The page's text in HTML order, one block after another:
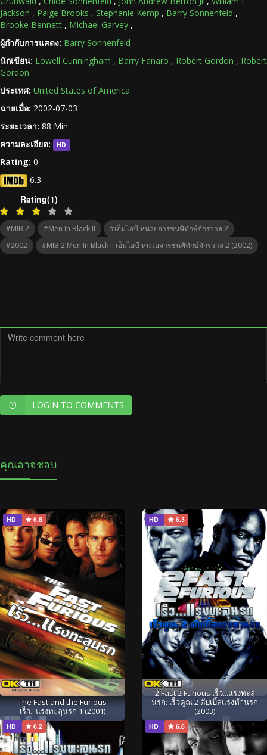
Jackson , Paige Brooks , Stephanie Kemp , Barry Sonnenfeld ,
Brooke Bennett , Michael Garvey ,
ผู้กำกับการแสดง: Barry Sonnenfeld
นักเขียน: Lowell Cunningham , Barry Fanaro , Robert Gordon , Robert
Gordon
ประเทศ: United States of America
ฉายเมื่อ: 2002-07-03
ระยะเวลา: 88 Min
ความละเอียด:
HD
Rating: 0
6.3
Rating(1)
#MIB 2 #Men In Black II
#เอ็มไอบี หน่วยจารชนพิทักษ์จักรวาล 2
#2002
#MIB 2 Men In Black II เอ็มไอบี หน่วยจารชนพิทักษ์จักรวาล 2 (2002)
LOGIN TO COMMENTS
คุณอาจชอบ
HD 6.8
The Fast and the Furious
เร็ว...แรงทะลุนรก 1 (2001)
HD 6.3
2 Fast 2 Furious เร็ว...แรงทะลุ
นรก: เร็วคูณ 2 ดับเบิ้ลแรงท้านรก
(2003)
HD 6.2 HD 6.6